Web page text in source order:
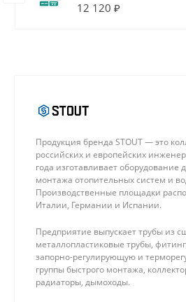
12 120 ₽
Продукция бренда STOUT — это
российских и европейских
года изготавливает оборудование
монтажа отопительных систем и
Производственные площадки
Италии, Германии и Испании.
Предприятие выпускает трубы из
металлопластиковые трубы,
запорно-регулирующую и
группы быстрого монтажа,
радиаторы, дымоходы.